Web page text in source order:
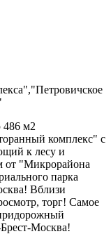
486 м2
комплекс" с
к лесу и
от "Микрорайона
парка
Вблизи
торг! Самое
Москва!